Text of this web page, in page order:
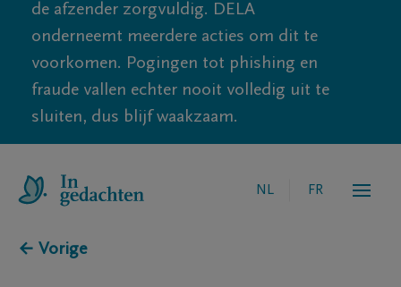
de afzender zorgvuldig. DELA
onderneemt meerdere acties om dit te
voorkomen. Pogingen tot phishing en
fraude vallen echter nooit volledig uit te
sluiten, dus blijf waakzaam.
NL FR
← Vorige